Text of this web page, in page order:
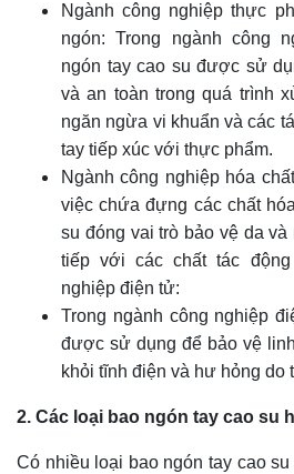
Ngành công nghiệp thực
ngón: Trong ngành công
ngón tay cao su được sử
và an toàn trong quá trình
ngăn ngừa vi khuẩn và các
tay tiếp xúc với thực phẩm.
Ngành công nghiệp hóa
việc chứa đựng các chất
su đóng vai trò bảo vệ da
tiếp với các chất tác
nghiệp điện tử:
Trong ngành công nghiệp
được sử dụng để bảo vệ
khỏi tĩnh điện và hư hỏng do
2. Các loại bao ngón tay cao su
Có nhiều loại bao ngón tay cao